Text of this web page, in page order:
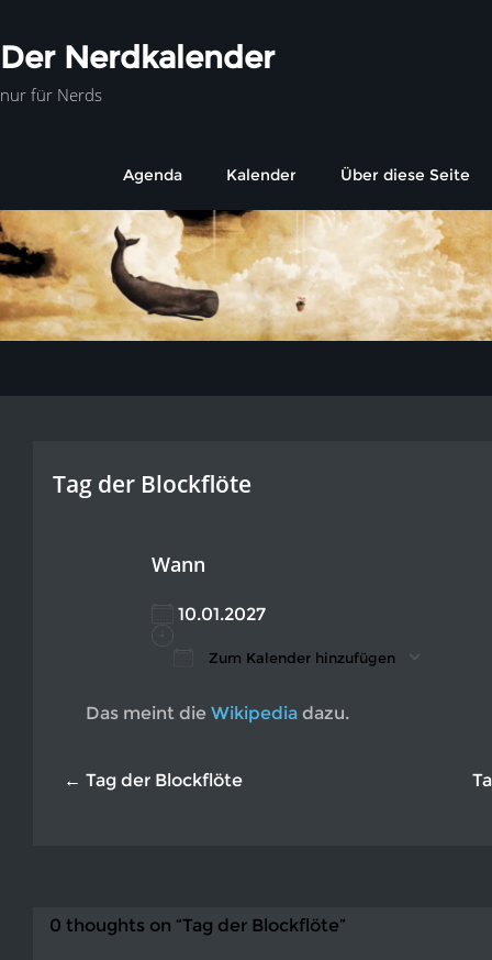
Der Nerdkalender
nur für Nerds
Agenda Kalender Über diese Seite
Tag der Blockflöte
Wann
10.01.2027
Zum Kalender hinzufügen
Das meint die Wikipedia dazu.
← Tag der Blockflöte
0 thoughts on “Tag der Blockflöte”